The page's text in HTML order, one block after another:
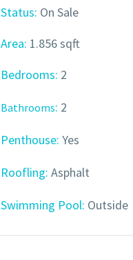
Status: On Sale
Area: 1.856 sqft
Bedrooms: 2
Bathrooms: 2
Penthouse: Yes
Roofling: Asphalt
Swimming Pool: Outside